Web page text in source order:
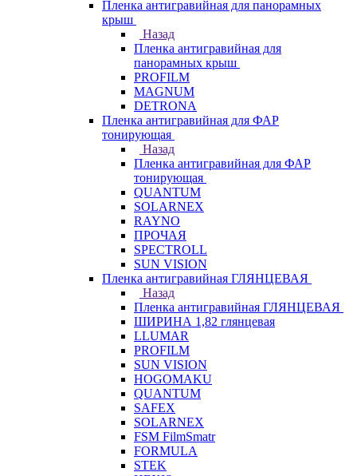
Пленка антигравийная для панорамных
крыш
Назад
Пленка антигравийная для
панорамных крыш
PROFILM
MAGNUM
DETRONA
Пленка антигравийная для ФАР
тонирующая
Назад
Пленка антигравийная для ФАР
тонирующая
QUANTUM
SOLARNEX
RAYNO
ПРОЧАЯ
SPECTROLL
SUN VISION
Пленка антигравийная ГЛЯНЦЕВАЯ
Назад
Пленка антигравийная ГЛЯНЦЕВАЯ
ШИРИНА 1,82 глянцевая
LLUMAR
PROFILM
SUN VISION
HOGOMAKU
QUANTUM
SAFEX
SOLARNEX
FSM FilmSmatr
FORMULA
STEK